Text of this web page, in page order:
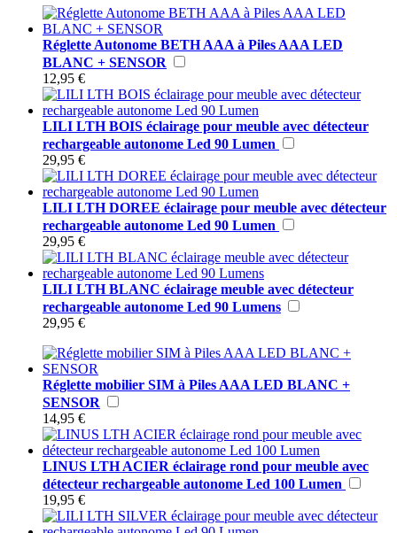
Réglette Autonome BETH AAA à Piles AAA LED
BLANC + SENSOR
12,95 €
LILI LTH BOIS éclairage pour meuble avec détecteur
rechargeable autonome Led 90 Lumen
29,95 €
LILI LTH DOREE éclairage pour meuble avec détecteur
rechargeable autonome Led 90 Lumen
29,95 €
LILI LTH BLANC éclairage meuble avec détecteur
rechargeable autonome Led 90 Lumens
29,95 €
Réglette mobilier SIM à Piles AAA LED BLANC +
SENSOR
14,95 €
LINUS LTH ACIER éclairage rond pour meuble avec
détecteur rechargeable autonome Led 100 Lumen
19,95 €